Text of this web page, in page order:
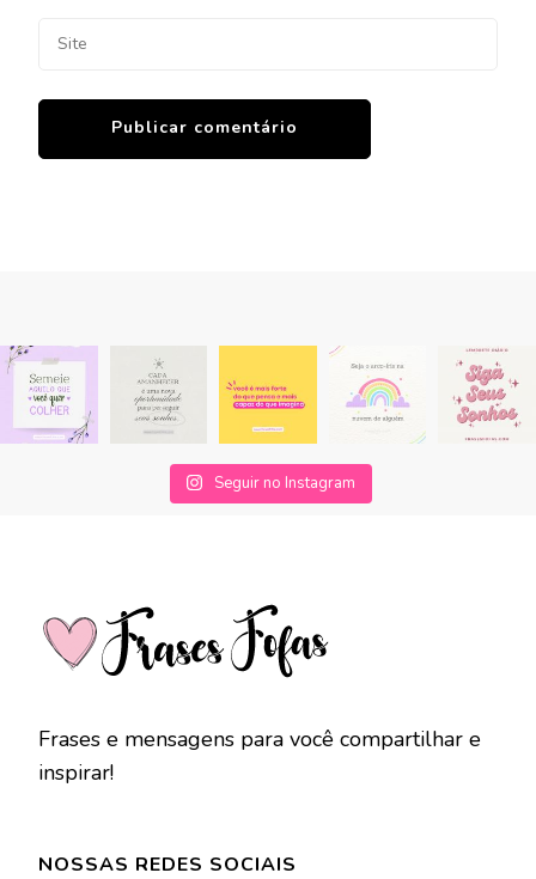
Seguir no Instagram
Frases e mensagens para você compartilhar e
inspirar!
NOSSAS REDES SOCIAIS